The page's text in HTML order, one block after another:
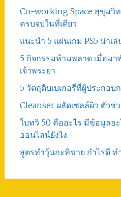
Co-working Space สุขุมวิ
ครบจบในที่เดียว
แนะนำ 5 แผ่นเกม PS5 น่าเ
5 กิจกรรมห้ามพลาด เมื่อม
เจ้าพระยา
5 วัตถุดิบเบเกอรี่ที่ผู้ประกอบ
Cleanser ผลัดเซลล์ผิว ตัว
ใบทวิ 50 คืออะไร มีข้อมูลอ
ออนไลน์ยังไง
สูตรทําวุ้นกะทิขาย กำไรดี ท